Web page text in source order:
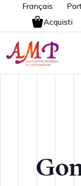
Français
Acquisti